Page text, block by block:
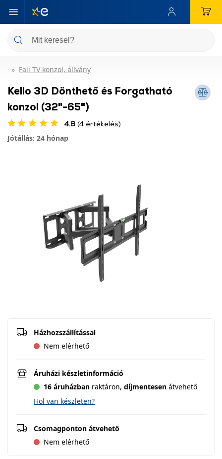
Fali TV konzol, állvány
Kello 3D Dönthető és Forgatható
konzol (32"-65")
4.8 (4 értékelés)
Jótállás: 24 hónap
Házhozszállítással
Nem elérhető
Áruházi készletinformáció
16 áruházban raktáron, díjmentesen átvehető
Hol van készleten?
Csomagponton átvehető
Nem elérhető